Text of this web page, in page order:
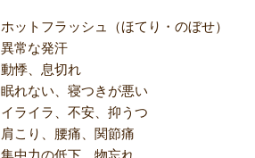
ホットフラッシュ（ほてり・のぼせ）
異常な発汗
動悸、息切れ
眠れない、寝つきが悪い
イライラ、不安、抑うつ
肩こり、腰痛、関節痛
集中力の低下、物忘れ